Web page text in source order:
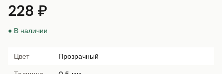
228 ₽
● В наличии
Цвет
Прозрачный